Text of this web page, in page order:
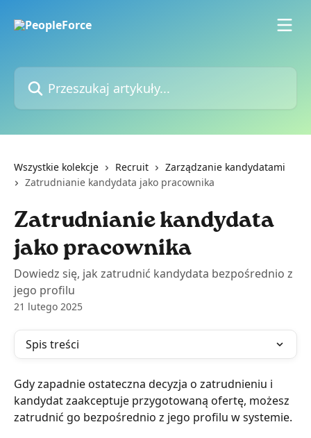
Przeszukaj artykuły...
Wszystkie kolekcje Recruit
Zarządzanie kandydatami
Zatrudnianie kandydata jako pracownika
Zatrudnianie kandydata
jako pracownika
Dowiedz się, jak zatrudnić kandydata bezpośrednio z
jego profilu
21 lutego 2025
Spis treści
Gdy zapadnie ostateczna decyzja o zatrudnieniu i
kandydat zaakceptuje przygotowaną ofertę, możesz
zatrudnić go bezpośrednio z jego profilu w systemie.